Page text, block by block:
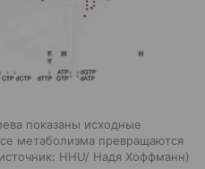
показаны исходные
метаболизма превращаются
источник: HHU/ Надя Хоффманн